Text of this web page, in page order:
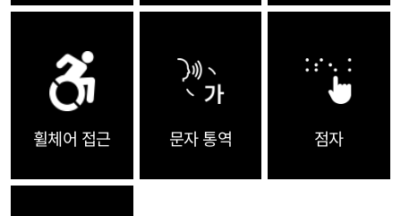
휠체어 접근 문자 통역 점자